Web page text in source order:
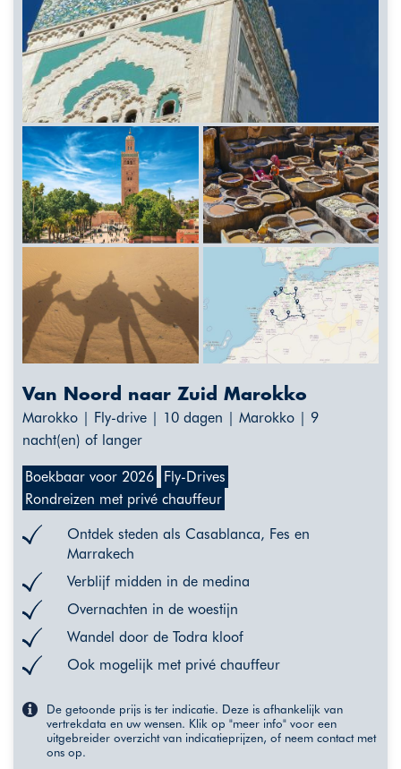
Van Noord naar Zuid Marokko
Marokko | Fly-drive | 10 dagen | Marokko | 9
nacht(en) of langer
Boekbaar voor 2026
Fly-Drives
Rondreizen met privé chauffeur
Ontdek steden als Casablanca, Fes en
Marrakech
Verblijf midden in de medina
Overnachten in de woestijn
Wandel door de Todra kloof
Ook mogelijk met privé chauffeur
De getoonde prijs is ter indicatie. Deze is afhankelijk van
vertrekdata en uw wensen. Klik op "meer info" voor een
uitgebreider overzicht van indicatieprijzen, of neem contact met
ons op.